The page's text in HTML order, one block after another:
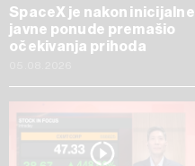
SpaceX je nakon inicijalne
javne ponude premašio
očekivanja prihoda